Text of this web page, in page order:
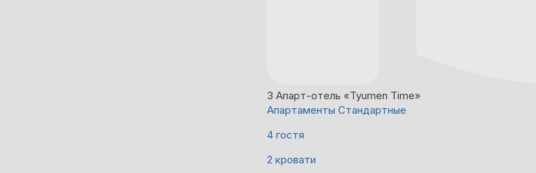
3 Апарт-отель «Tyumen Time»
Апартаменты Стандартные
4 гостя
2 кровати